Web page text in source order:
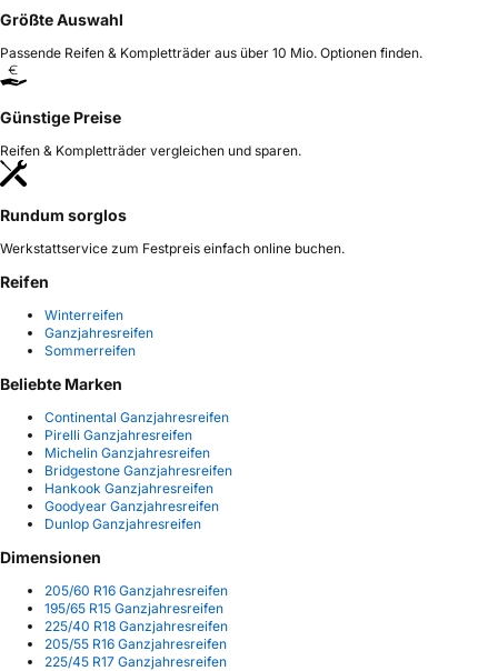
Größte Auswahl
Passende Reifen & Kompletträder aus über 10 Mio. Optionen finden.
Günstige Preise
Reifen & Kompletträder vergleichen und sparen.
Rundum sorglos
Werkstattservice zum Festpreis einfach online buchen.
Reifen
Winterreifen
Ganzjahresreifen
Sommerreifen
Beliebte Marken
Continental Ganzjahresreifen
Pirelli Ganzjahresreifen
Michelin Ganzjahresreifen
Bridgestone Ganzjahresreifen
Hankook Ganzjahresreifen
Goodyear Ganzjahresreifen
Dunlop Ganzjahresreifen
Dimensionen
205/60 R16 Ganzjahresreifen
195/65 R15 Ganzjahresreifen
225/40 R18 Ganzjahresreifen
205/55 R16 Ganzjahresreifen
225/45 R17 Ganzjahresreifen